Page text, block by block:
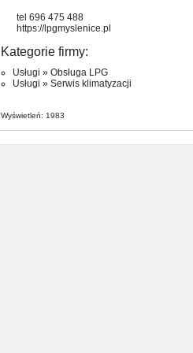
tel 696 475 488
https://lpgmyslenice.pl
Kategorie firmy:
Usługi »Obsługa LPG
Usługi »Serwis klimatyzacji
Wyświetleń: 1983